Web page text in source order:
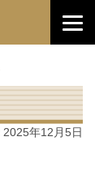
2025年12月5日